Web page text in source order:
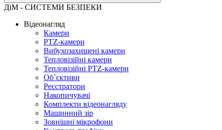
ДіМ - СИСТЕМИ БЕЗПЕКИ
Відеонагляд
Камери
PTZ-камери
Вибухозахищені камери
Тепловізійні камери
Тепловізійні PTZ-камери
Об`єктиви
Реєстратори
Накопичувачі
Комплекти відеонагляду
Машинний зір
Зовнішні мікрофони